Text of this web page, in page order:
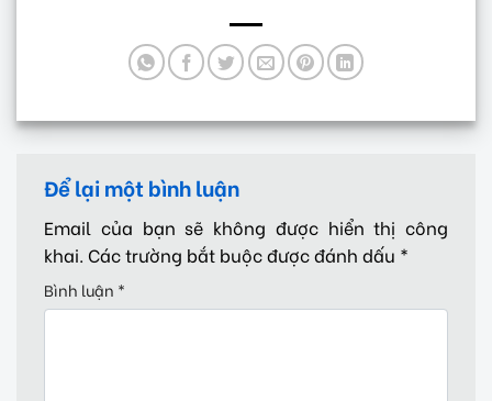
Để lại một bình luận
Email của bạn sẽ không được hiển thị công
khai. Các trường bắt buộc được đánh dấu *
Bình luận *